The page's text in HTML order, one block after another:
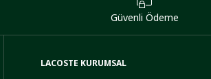
Güvenli Ödeme
LACOSTE KURUMSAL